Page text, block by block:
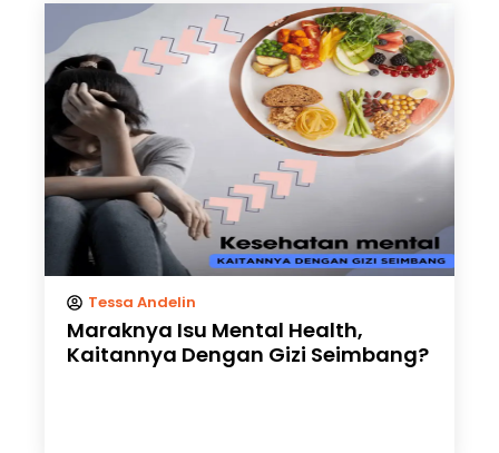
Tessa Andelin
Maraknya Isu Mental Health,
Kaitannya Dengan Gizi Seimbang?